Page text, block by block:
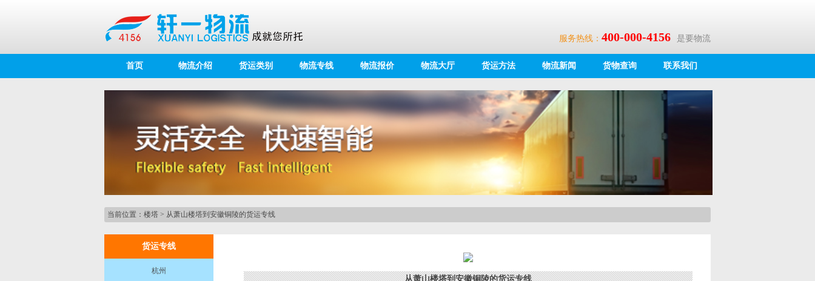
服务热线： 400-000-4156 是要物流
首页 物流介绍 货运类别 物流专线 物流报价 物流大厅 货运方法 物流新闻 货物查询 联系我们
当前位置： 楼塔 > 从萧山楼塔到安徽铜陵的货运专线
货运专线
杭州
从萧山楼塔到安徽铜陵的货运专线